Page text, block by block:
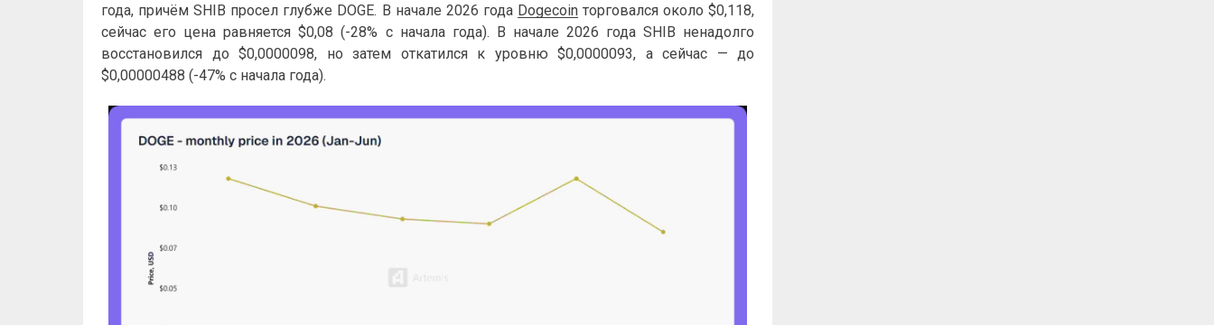
года, причём SHIB просел глубже DOGE. В начале 2026 года Dogecoinторговался около $0,118,
сейчас его цена равняется $0,08 (-28% с начала года). В начале 2026 года SHIB ненадолго
восстановился до $0,0000098, но затем откатился к уровню $0,0000093, а сейчас — до
$0,00000488 (-47% с начала года).